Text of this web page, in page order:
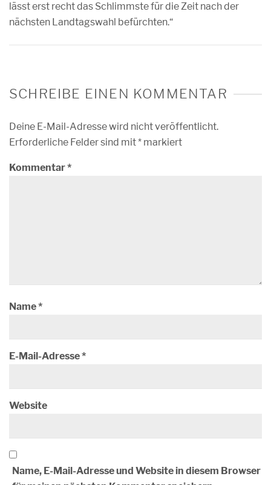
lässt erst recht das Schlimmste für die Zeit nach der
nächsten Landtagswahl befürchten.“
SCHREIBE EINEN KOMMENTAR
Deine E-Mail-Adresse wird nicht veröffentlicht.
Erforderliche Felder sind mit* markiert
Kommentar*
Name*
E-Mail-Adresse*
Website
Name, E-Mail-Adresse und Website in diesem Browser